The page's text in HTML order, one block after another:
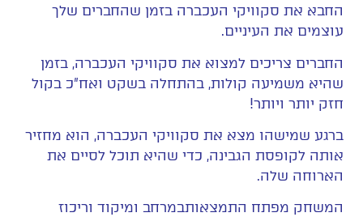
החבא את סקוויקי העכברה בזמן שהחברים שלך
עוצמים את העיניים.
החברים צריכים למצוא את סקוויקי העכברה, בזמן
שהיא משמיעה קולות, בהתחלה בשקט ואח”כ בקול
חזק יותר ויותר!
ברגע שמישהו מצא את סקוויקי העכברה, הוא מחזיר
אותה לקופסת הגבינה, כדי שהיא תוכל לסיים את
הארוחה שלה.
המשחק מפתח התמצאותבמרחב ומיקוד וריכוז